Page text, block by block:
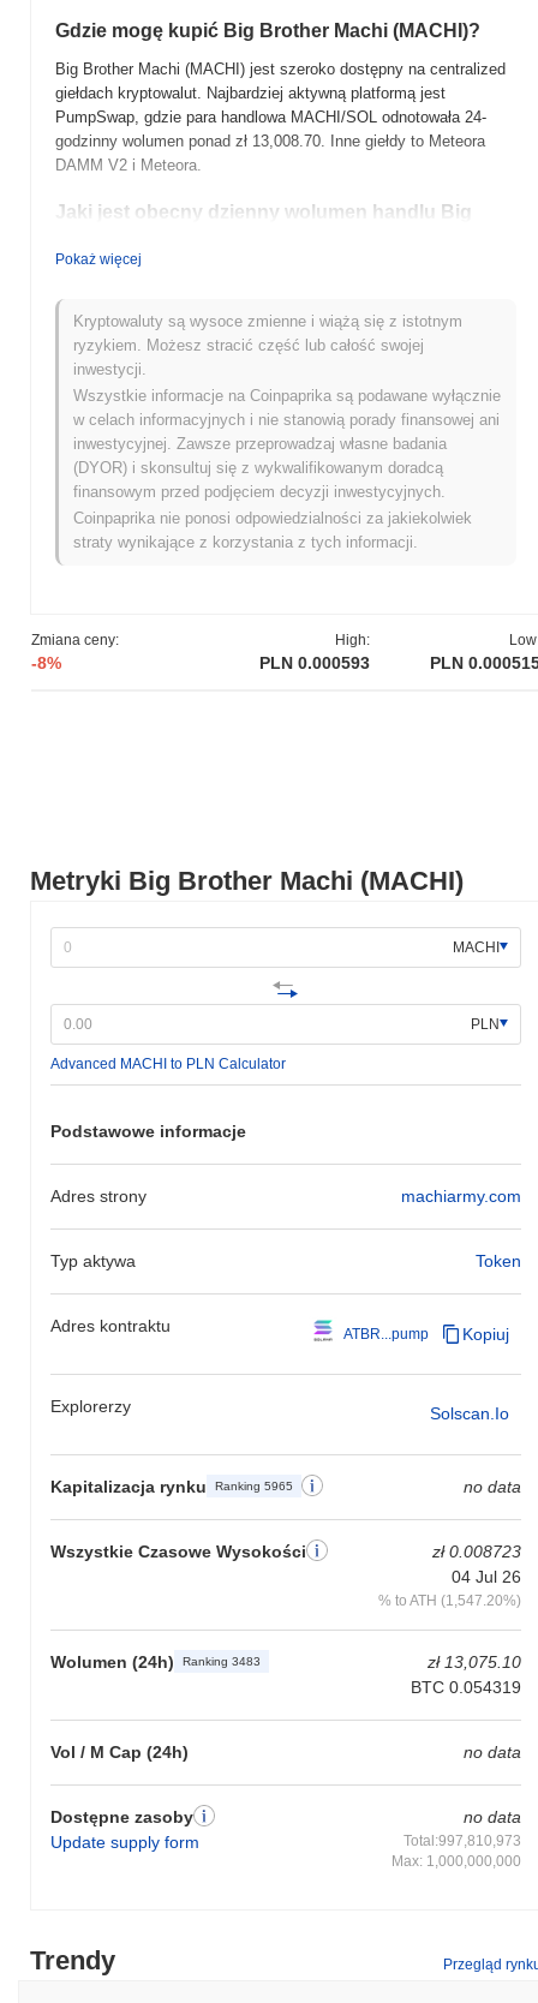
Metryki Big Brother Machi (MACHI)
MACHI
PLN
Advanced MACHI to PLN Calculator
Podstawowe informacje
Adres strony machiarmy.com
Typ aktywa Token
Adres kontraktu ATBR...pump Kopiuj
Explorerzy Solscan.io
Kapitalizacja rynku Ranking 5965 no data
Wszystkie Czasowe Wysokości
zł 0.008723
04 Jul 26
% to ATH (1,547.20%)
Wolumen (24h) Ranking 3483
zł 13,075.10
BTC 0.054319
Vol / M Cap (24h) no data
Dostępne zasoby
Update supply form
no data
Total:997,810,973
Max: 1,000,000,000
Zmiana ceny:
-8%
High:
PLN 0.000593 PLN
Gdzie mogę kupić Big Brother Machi (MACHI)?
Big Brother Machi (MACHI) jest szeroko dostępny na centralized
giełdach kryptowalut. Najbardziej aktywną platformą jest
PumpSwap, gdzie para handlowa MACHI/SOL odnotowała 24-
godzinny wolumen ponad zł 13,008.70. Inne giełdy to Meteora
DAMM V2 i Meteora.
Jaki jest obecny dzienny wolumen handlu Big
W ciągu ostatnich 24 godzin wolumen handlu Big Brother Machi
wynosi
z poprzednim dniem. Sugeruje to krótkoterminowe zmniejszenie
aktywności handlowej.
Jaka jest historia zakresu cen Big Brother Machi?
Najwyższy Poziom Historyczny (ATH):zł 0.008723
Najniższy Poziom Historyczny (ATL):NaN
Big Brother Machi jest obecnie notowany~93.93%poniżej
swojego ATH .
Jak Big Brother Machi radzi sobie w porównaniu z
W ciągu ostatnich 7 dni Big Brother Machi spadł o
osiągając gorsze wyniki niż ogólny rynek kryptowalut który
Pokaż więcej
Kryptowaluty są wysoce zmienne i wiążą się z istotnym
ryzykiem. Możesz stracić część lub całość swojej
inwestycji.
Wszystkie informacje na Coinpaprika są podawane wyłącznie
w celach informacyjnych i nie stanowią porady finansowej ani
inwestycyjnej. Zawsze przeprowadzaj własne badania
(DYOR) i skonsultuj się z wykwalifikowanym doradcą
finansowym przed podjęciem decyzji inwestycyjnych.
Coinpaprika nie ponosi odpowiedzialności za jakiekolwiek
straty wynikające z korzystania z tych informacji.
Trendy Przegląd